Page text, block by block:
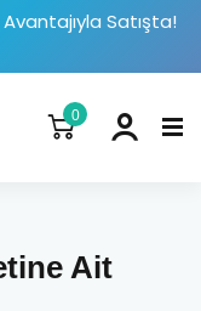
Satışta!
0
Ait